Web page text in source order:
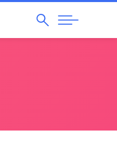
Pesquisar
Abrir
Navegação